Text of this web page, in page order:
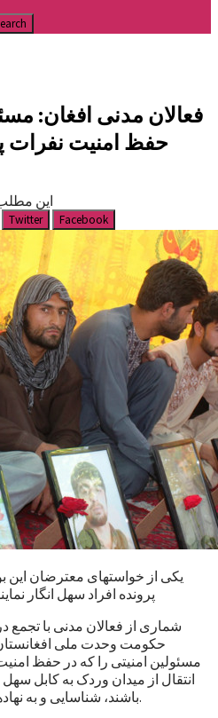
فعالان مدنی افغان:
حفظ امنیت نفرات
این
Twitter Facebook
یکی از خواستهای معترضان این
پرونده افراد سهل انگار
شماری از فعالان مدنی با تجمع
حکومت وحدت ملی افغانستان
مسئولین امنیتی را که در حفظ
انتقال از میدان وردک به کابل
باشند، شناسایی و به نهادهای عدلی و قضایی معرفی کند.